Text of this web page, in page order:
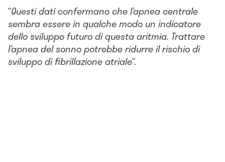
“Questi dati confermano che l’apnea centrale
sembra essere in qualche modo un indicatore
dello sviluppo futuro di questa aritmia. Trattare
l’apnea del sonno potrebbe ridurre il rischio di
sviluppo di fibrillazione atriale“.